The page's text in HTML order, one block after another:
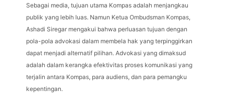
Sebagai media, tujuan utama Kompas adalah menjangkau
publik yang lebih luas. Namun Ketua Ombudsman Kompas,
Ashadi Siregar mengakui bahwa perluasan tujuan dengan
pola-pola advokasi dalam membela hak yang terpinggirkan
dapat menjadi alternatif pilihan. Advokasi yang dimaksud
adalah dalam kerangka efektivitas proses komunikasi yang
terjalin antara Kompas, para audiens, dan para pemangku
kepentingan.